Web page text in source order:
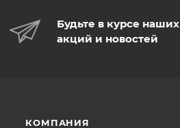
Будьте в курсе наших
акций и новостей
КОМПАНИЯ